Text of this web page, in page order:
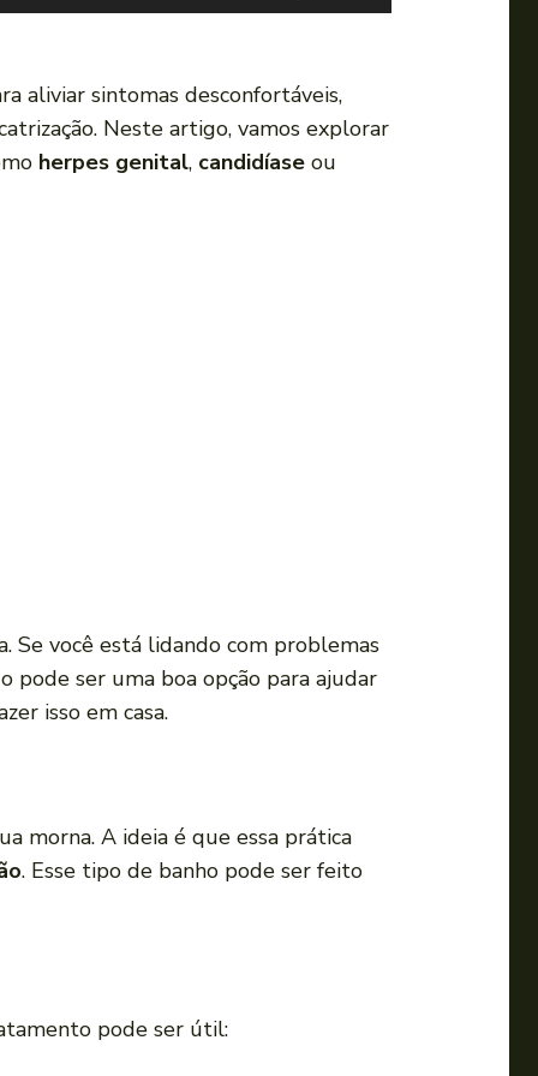
s
p
a
a
aliviar sintomas desconfortáveis,
Neste artigo, vamos explorar
herpes genital, candidíase ou
Se você está lidando com problemas
pode ser uma boa opção para ajudar
isso em casa.
morna. A ideia é que essa prática
. Esse tipo de banho pode ser feito
pode ser útil: